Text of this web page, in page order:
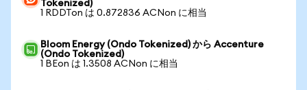
Tokenized)
1 RDDTon は 0.872836 ACNon に相当
Bloom Energy (Ondo Tokenized) から Accenture
(Ondo Tokenized)
1 BEon は 1.3508 ACNon に相当